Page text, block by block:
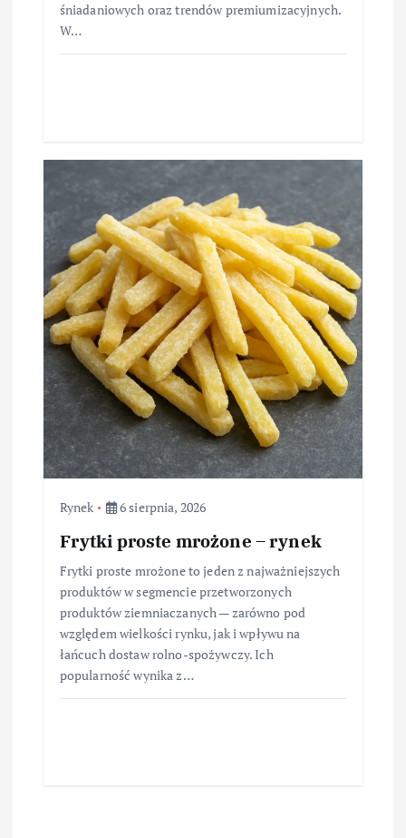
śniadaniowych oraz trendów premiumizacyjnych.
W…
Rynek 6 sierpnia, 2026
Frytki proste mrożone – rynek
Frytki proste mrożone to jeden z najważniejszych
produktów w segmencie przetworzonych
produktów ziemniaczanych — zarówno pod
względem wielkości rynku, jak i wpływu na
łańcuch dostaw rolno-spożywczy. Ich
popularność wynika z…